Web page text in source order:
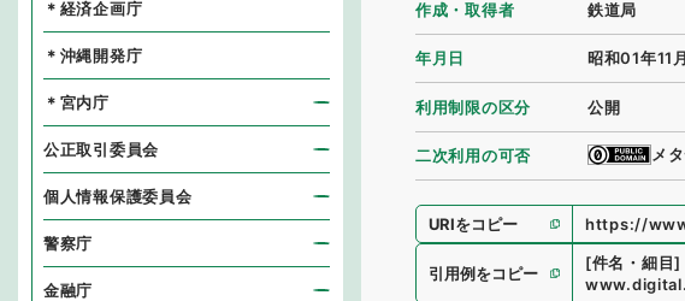
作成・取得者 鉄道局
年月日 昭和01年11
利用制限の区分 公開
二次利用の可否 メ
URIをコピー https://
引用例をコピー
[件名・細目]
＊経済企画庁
＊沖縄開発庁
＊宮内庁
公正取引委員会
個人情報保護委員会
警察庁
金融庁